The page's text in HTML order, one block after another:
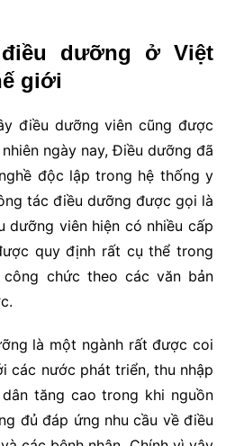
dưỡng ở Việt
giới
điều dưỡng viên cũng được
ngày nay, Điều dưỡng đã
độc lập trong hệ thống y
tác điều dưỡng được gọi là
dưỡng viên hiện có nhiều cấp
quy định rất cụ thể trong
chức theo các văn bản
là một ngành rất được coi
các nước phát triển, thu nhập
tăng cao trong khi nguồn
đủ đáp ứng nhu cầu về điều